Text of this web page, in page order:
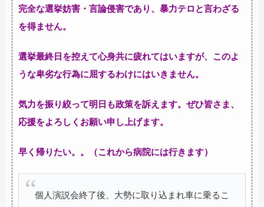
完全な選挙妨害・言論侵害であり、暴力テロと言わざる
を得ません。
選挙最終日を控えて心身共に疲れてはいますが、このよ
うな卑劣な行為に屈するわけにはいきません。
気力を振り絞って明日も政策を訴えます。ぜひ皆さま、
応援をよろしくお願い申し上げます。
早く帰りたい。。（これから病院には行きます）
個人演説会終了後、大勢に取り込まれ車に乗るこ